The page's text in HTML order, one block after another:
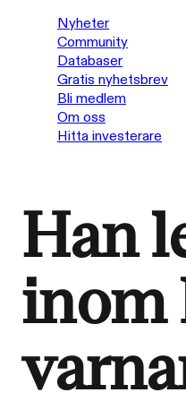
Nyheter
Community
Databaser
Gratis nyhetsbrev
Bli medlem
Om oss
Hitta investerare
Han
inom